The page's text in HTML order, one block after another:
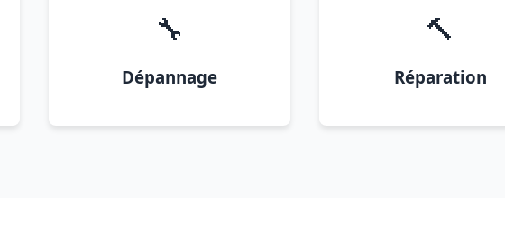
🔧
Dépannage
🔨
Réparation